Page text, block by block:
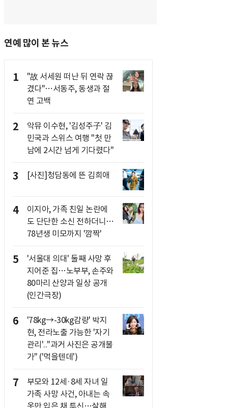
연예 많이 본 뉴스
1
"故 서세원 떠난 뒤 연락 끊
겼다"…서동주, 동생과 절
연 고백
2
악뮤 이수현, '김성주子' 김
민국과 스위스 여행 "첫 만
남에 2시간 넘게 기다렸다"
3 [사진]청담동에 뜬 김희애
4
이지아, 가족 친일 논란에
도 단단한 소신 전하더니…
78년생 미모까지 '깜짝'
5
'서울대 의대' 둘째 사망 후
지어준 집…노부부, 손주와
80마리 산양과 일상 공개
(인간극장)
6
'78kg→-30kg감량' 박지
현, 전라노출 가능한 '자기
관리'.."과거 사진은 공개불
가" ('먹을텐데')
7
부모와 12세·8세 자녀 일
가족 사망 사건, 아내는 속
옷만 입은 채 투신…살해